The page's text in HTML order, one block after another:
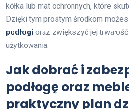
kółka lub mat ochronnych, które
Dzięki tym prostym środkom
podłogi oraz zwiększyć jej
użytkowania.
Jak dobrać i
podłogę oraz
praktyczny plan